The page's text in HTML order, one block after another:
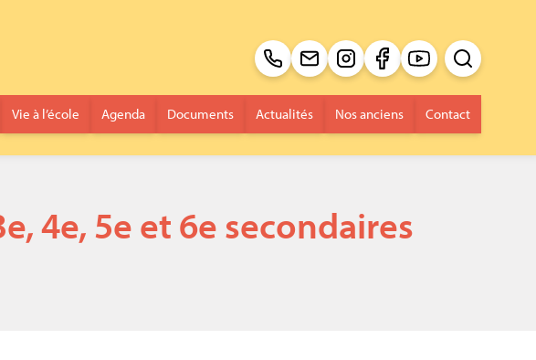
Recherche
Envoi
Vie à l’école Agenda Documents Actualités Nos anciens Contact
4e, 5e et 6e secondaires